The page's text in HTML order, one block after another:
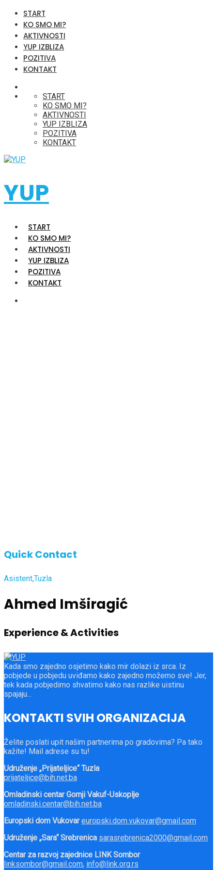
START
KO SMO MI?
AKTIVNOSTI
YUP IZBLIZA
POZITIVA
KONTAKT
START
KO SMO MI?
AKTIVNOSTI
YUP IZBLIZA
POZITIVA
KONTAKT
YUP
START
KO SMO MI?
AKTIVNOSTI
YUP IZBLIZA
POZITIVA
KONTAKT
Quick Contact
Asistent,Tuzla
Ahmed Imširagić
Experience & Activities
Kada smo zajedno osjetimo kako mir dolazi iz srca. Iz
pobjede u pobjedu uviđamo kako zajedno možemo sve! Jer,
tek kada pobjedimo shvatimo kako nas razlike uistinu
spajaju...
KONTAKTI SVIH ORGANIZACIJA
Želite poslati upit našim partnerima po gradovima? Pa tako
kažite! Mail adrese su tu!
Udruženje „Prijateljice“ Tuzla
prijateljice@bih.net.ba
Omladinski centar Gornji Vakuf-Uskoplje
omladinski.centar@bih.net.ba
Europski dom Vukovar europski.dom.vukovar@gmail.com
Udruženje „Sara“ Srebrenica sarasrebrenica2000@gmail.com
Centar za razvoj zajednice LINK Sombor
linksombor@gmail.com, info@link.org.rs